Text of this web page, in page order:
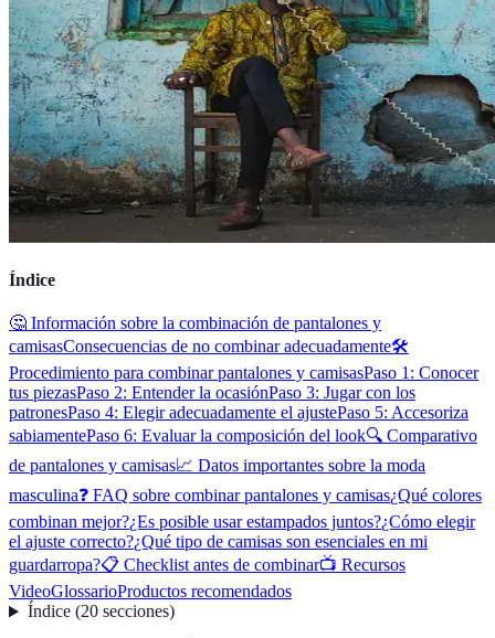
Índice
🤔 Información sobre la combinación de pantalones y
camisasConsecuencias de no combinar adecuadamente🛠️
Procedimiento para combinar pantalones y camisasPaso 1: Conocer
tus piezasPaso 2: Entender la ocasiónPaso 3: Jugar con los
patronesPaso 4: Elegir adecuadamente el ajustePaso 5: Accesoriza
sabiamentePaso 6: Evaluar la composición del look🔍 Comparativo
de pantalones y camisas📈 Datos importantes sobre la moda
masculina❓ FAQ sobre combinar pantalones y camisas¿Qué colores
combinan mejor?¿Es posible usar estampados juntos?¿Cómo elegir
el ajuste correcto?¿Qué tipo de camisas son esenciales en mi
guardarropa?📋 Checklist antes de combinar📺 Recursos
VideoGlossarioProductos recomendados
Índice(20 secciones)